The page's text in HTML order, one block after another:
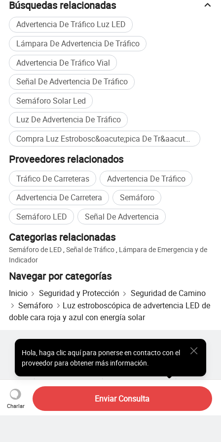
Búsquedas relacionadas
Advertencia De Tráfico Luz LED
Lámpara De Advertencia De Tráfico
Advertencia De Tráfico Vial
Señal De Advertencia De Tráfico
Semáforo Solar Led
Luz De Advertencia De Tráfico
Compra Luz Estrobosc&oacute;pica De Tr&aacute;fico De La Energ&iacute;a Solar al por mayor
Proveedores relacionados
Tráfico De Carreteras
Advertencia De Tráfico
Advertencia De Carretera
Semáforo
Semáforo LED
Señal De Advertencia
Categorias relacionadas
Semáforo de LED,Señal de Tráfico, Lámpara de Emergencia y de
Indicador
Navegar por categorías
Inicio Seguridad y Protección
Seguridad de Camino
Semáforo
Luz estroboscópica de advertencia LED de
doble cara roja y azul con energía solar
Charlar
Enviar Consulta
Hola, haga clic aquí para ponerse en contacto con el
proveedor para obtener más información.
Precio de Productos Populares
Productos Populares al por Mayor
Comprador de Estrella
Sobre
Acuerdo de Usuario Política de Privacidad
Contacto
Copyright © 2026 Focus Technology Co., Ltd. All Rights Reserved